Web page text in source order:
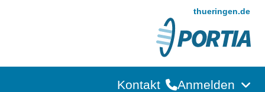
thueringen.de
Kontakt Anmelden